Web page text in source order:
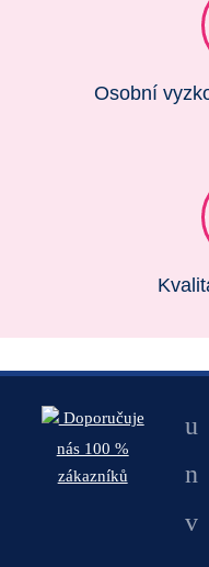
Osobní
Doporučuje
nás 100 %
zákazníků